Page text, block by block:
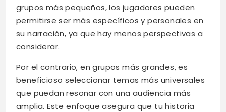
grupos más pequeños, los jugadores pueden
permitirse ser más específicos y personales en
su narración, ya que hay menos perspectivas a
considerar.
Por el contrario, en grupos más grandes, es
beneficioso seleccionar temas más universales
que puedan resonar con una audiencia más
amplia. Este enfoque asegura que tu historia